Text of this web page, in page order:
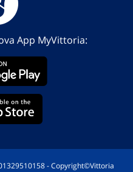
App MyVittoria:
- Copyright©Vittoria